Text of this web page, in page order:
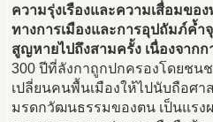
ความรุ่งเรืองและความเสื่อมขอ
ทางการเมืองและการอุปถัมภ์ค้
สูญหายไปถึงสามครั้ง เนื่องจาก
300 ปีที่ลังกาถูกปกครองโดยชน
เปลี่ยนคนพื้นเมืองให้ไปนับถือศ
มรดกวัฒนธรรมของตน เป็นแรง